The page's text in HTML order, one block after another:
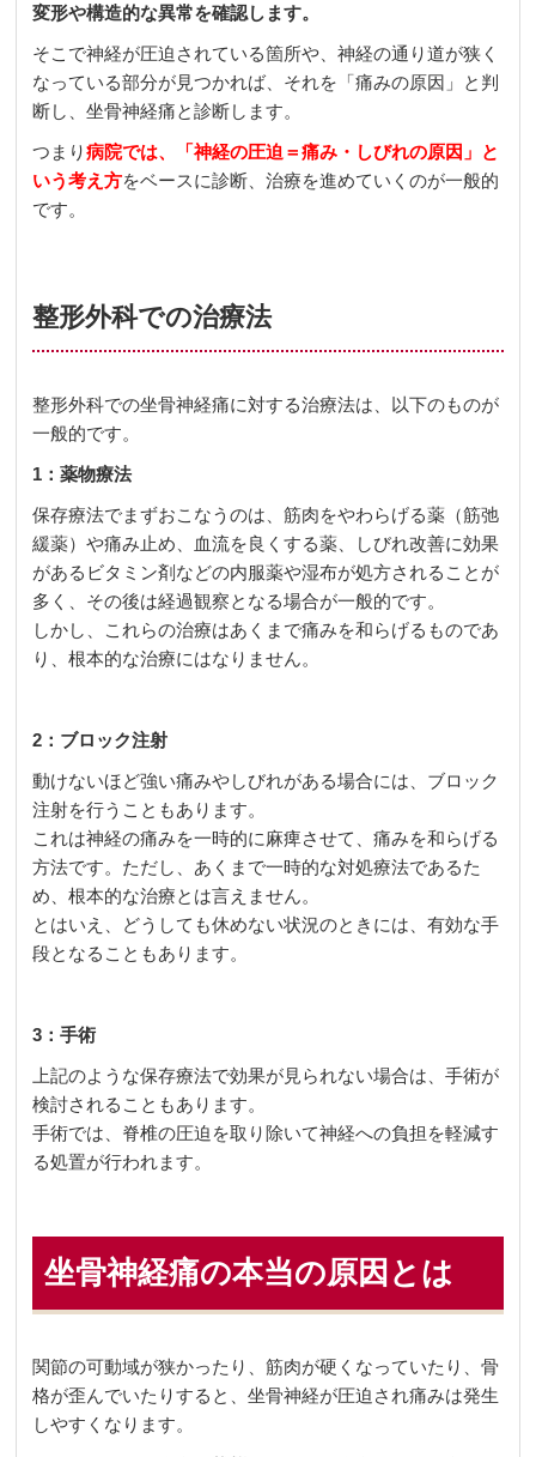
変形や構造的な異常を確認します。
そこで神経が圧迫されている箇所や、神経の通り道が狭く
なっている部分が見つかれば、それを「痛みの原因」と判
断し、坐骨神経痛と診断します。
つまり病院では、「神経の圧迫＝痛み・しびれの原因」と
いう考え方をベースに診断、治療を進めていくのが一般的
です。
整形外科での治療法
整形外科での坐骨神経痛に対する治療法は、以下のものが
一般的です。
1：薬物療法
保存療法でまずおこなうのは、筋肉をやわらげる薬（筋弛
緩薬）や痛み止め、血流を良くする薬、しびれ改善に効果
があるビタミン剤などの内服薬や湿布が処方されることが
多く、その後は経過観察となる場合が一般的です。
しかし、これらの治療はあくまで痛みを和らげるものであ
り、根本的な治療にはなりません。
2：ブロック注射
動けないほど強い痛みやしびれがある場合には、ブロック
注射を行うこともあります。
これは神経の痛みを一時的に麻痺させて、痛みを和らげる
方法です。ただし、あくまで一時的な対処療法であるた
め、根本的な治療とは言えません。
とはいえ、どうしても休めない状況のときには、有効な手
段となることもあります。
3：手術
上記のような保存療法で効果が見られない場合は、手術が
検討されることもあります。
手術では、脊椎の圧迫を取り除いて神経への負担を軽減す
る処置が行われます。
坐骨神経痛の本当の原因とは
関節の可動域が狭かったり、筋肉が硬くなっていたり、骨
格が歪んでいたりすると、坐骨神経が圧迫され痛みは発生
しやすくなります。